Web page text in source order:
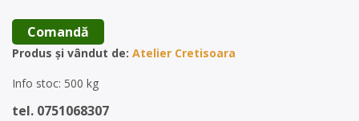
Comandă
Produs și vândut de: Atelier Cretisoara
Info stoc: 500 kg
tel. 0751068307